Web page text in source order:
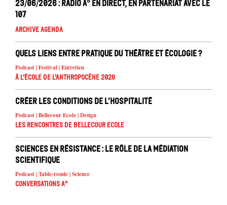
23/06/2026 : Radio A° en direct, en partenariat avec le
107
Archive Agenda
Quels liens entre pratique du théâtre et écologie ?
Podcast | Festival | Entretien
À l'école de l'Anthropocène 2026
Créer les conditions de l’hospitalité
Podcast | Bellecour Ecole | Design
Les rencontres de Bellecour Ecole
Sciences en résistance : le rôle de la médiation
scientifique
Podcast | Table-ronde | Science
Conversations A°